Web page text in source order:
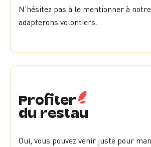
N’hésitez pas à le mentionner à
adapterons volontiers.
Profiter
du restau
Oui, vous pouvez venir juste pour